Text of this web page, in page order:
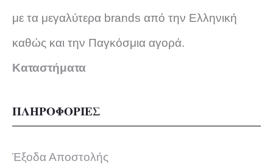
με τα μεγαλύτερα brands από την Ελληνική
καθώς και την Παγκόσμια αγορά.
Καταστήματα
ΠΛΗΡΟΦΟΡΙΕΣ
Έξοδα Αποστολής